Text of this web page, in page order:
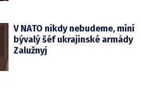
V NATO nikdy nebudeme, míní
bývalý šéf ukrajinské armády
Zalužnyj